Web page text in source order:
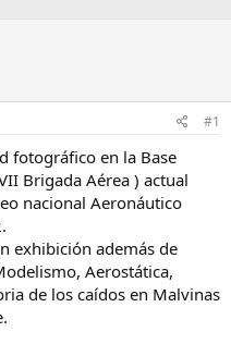
#1
fotográfico en la Base
Brigada Aérea ) actual
nacional Aeronáutico
exhibición además de
Aerostática,
de los caídos en Malvinas